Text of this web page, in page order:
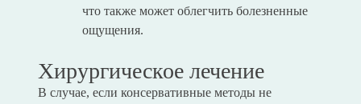
что также может облегчить болезненные
ощущения.
Хирургическое лечение
В случае, если консервативные методы не